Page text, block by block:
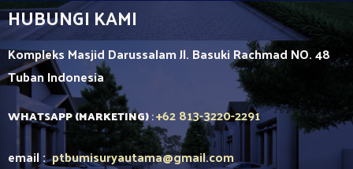
HUBUNGI KAMI
Kompleks Masjid Darussalam Jl. Basuki Rachmad NO. 48
TubanIndonesia
WHATSAPP (MARKETING):+62 813-3220-2291
email :ptbumisuryautama@gmail.com